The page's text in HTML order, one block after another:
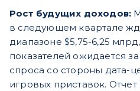
Рост будущих доходов:
в следующем квартале
диапазоне $5,75-6,25 млрд,
показателей ожидается
спроса со стороны дата-
игровых приставок. Отчет